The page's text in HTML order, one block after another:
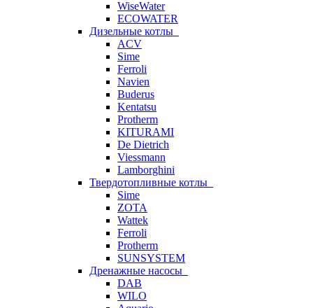
WiseWater
ECOWATER
Дизельные котлы
ACV
Sime
Ferroli
Navien
Buderus
Kentatsu
Protherm
KITURAMI
De Dietrich
Viessmann
Lamborghini
Твердотопливные котлы
Sime
ZOTA
Wattek
Ferroli
Protherm
SUNSYSTEM
Дренажные насосы
DAB
WILO